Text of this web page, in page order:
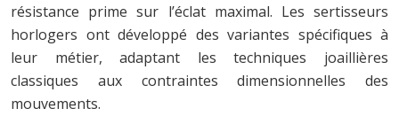
résistance prime sur l’éclat maximal. Les sertisseurs
horlogers ont développé des variantes spécifiques à
leur métier, adaptant les techniques joaillières
classiques aux contraintes dimensionnelles des
mouvements.